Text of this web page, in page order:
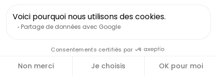
Voici pourquoi nous utilisons des cookies.
Partage de données avec Google
Consentements certifiés par
Non merci Je choisis OK pour moi
-10€ sur votrepremier
achat.
Inscrivez-vous pour profiter de -10€ de bienvenue,
découvrir nos nouveautés, nos conseils cocooning et nos